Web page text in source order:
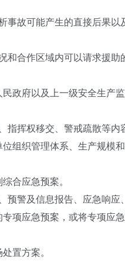
故可能产生的直接后果
合作区域内可以请求援
政府以及上一级安全生产
挥权移交、警戒疏散等内
组织管理体系、生产规模
合应急预案。
警及信息报告、应急响应
项应急预案，或将专项应
置方案。